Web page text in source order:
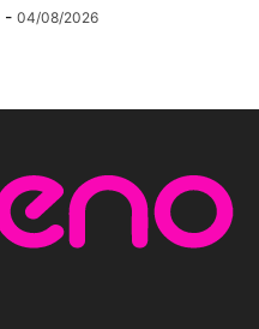
- 04/08/2026